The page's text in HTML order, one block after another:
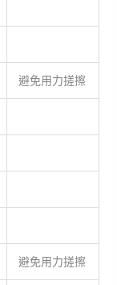
避免用力搓擦
避免用力搓擦